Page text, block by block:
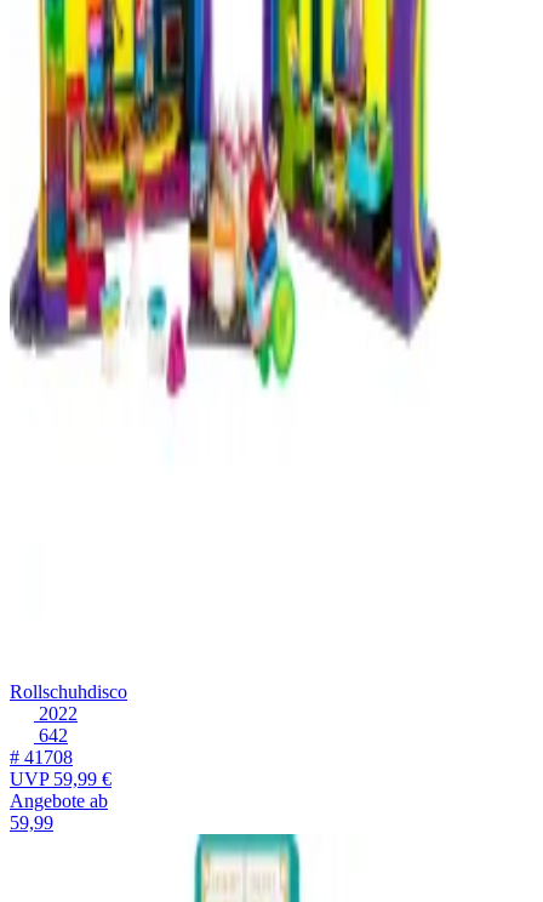
Rollschuhdisco
2022
642
# 41708
UVP59,99 €
Angebote ab
59,99